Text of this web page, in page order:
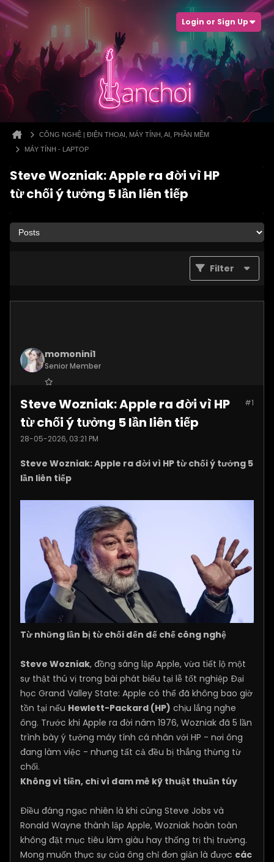
Login or Sign Up
CÔNG NGHỆ | ĐIỆN THOẠI, MÁY TÍNH, AI, PHẦN MỀM
MÁY TÍNH - LAPTOP
Steve Wozniak: Apple ra đời vì HP
từ chối ý tưởng 5 lần liên tiếp
Filter
momonini1
Senior Member
Posts:5399 #1
Steve Wozniak: Apple ra đời vì HP
từ chối ý tưởng 5 lần liên tiếp
28-05-2026, 03:21 PM
Steve Wozniak: Apple ra đời vì HP từ chối ý tưởng 5
lần liên tiếp
Từ những lần bị từ chối đến đế chế công nghệ
Steve Wozniak, đồng sáng lập Apple, vừa tiết lộ một
sự thật thú vị trong bài phát biểu tại lễ tốt nghiệp Đại
học Grand Valley State: Apple có thể đã không bao giờ
tồn tại nếu Hewlett-Packard (HP) chịu lắng nghe
ông. Trước khi Apple ra đời năm 1976, Wozniak đã 5 lần
trình bày ý tưởng máy tính cá nhân với HP - nơi ông
đang làm việc - nhưng tất cả đều bị thẳng thừng từ
chối.
Không vì tiền, chỉ vì đam mê kỹ thuật thuần túy
Điều đáng ngạc nhiên là khi cùng Steve Jobs và
Ronald Wayne thành lập Apple, Wozniak hoàn toàn
không đặt mục tiêu làm giàu hay thống trị thị trường.
Mong muốn thực sự của ông chỉ đơn giản là được các